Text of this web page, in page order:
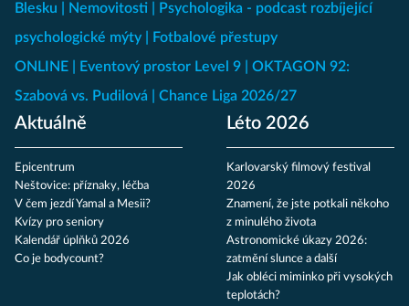
Blesku
Nemovitosti
Psychologika - podcast rozbíjející
psychologické mýty
Fotbalové přestupy
ONLINE
Eventový prostor Level 9
OKTAGON 92:
Szabová vs. Pudilová
Chance Liga 2026/27
Aktuálně
Epicentrum
Neštovice: příznaky, léčba
V čem jezdí Yamal a Mesii?
Kvízy pro seniory
Kalendář úplňků 2026
Co je bodycount?
Léto 2026
Karlovarský filmový festival
2026
Znamení, že jste potkali někoho
z minulého života
Astronomické úkazy 2026:
zatmění slunce a další
Jak obléci miminko při vysokých
teplotách?